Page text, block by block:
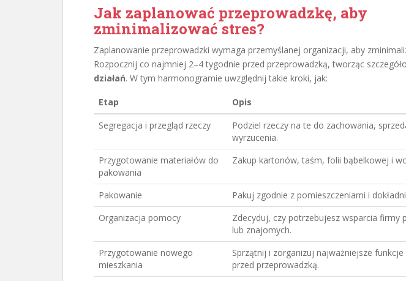
Jak zaplanować przeprowadzkę, aby
zminimalizować stres?
Zaplanowanie przeprowadzki wymaga przemyślanej organizacji, aby
Rozpocznij co najmniej 2–4 tygodnie przed przeprowadzką, tworząc
działań. W tym harmonogramie uwzględnij takie kroki, jak:
Etap
Opis
Segregacja i przegląd rzeczy
Podziel rzeczy na te do zachowania,
wyrzucenia.
Przygotowanie materiałów do
pakowania
Zakup kartonów, taśm, folii bąbelkowej i
Pakowanie
Pakuj zgodnie z pomieszczeniami i
Organizacja pomocy
Zdecyduj, czy potrzebujesz wsparcia firmy
lub znajomych.
Przygotowanie nowego
mieszkania
Sprzątnij i zorganizuj najważniejsze
przed przeprowadzką.